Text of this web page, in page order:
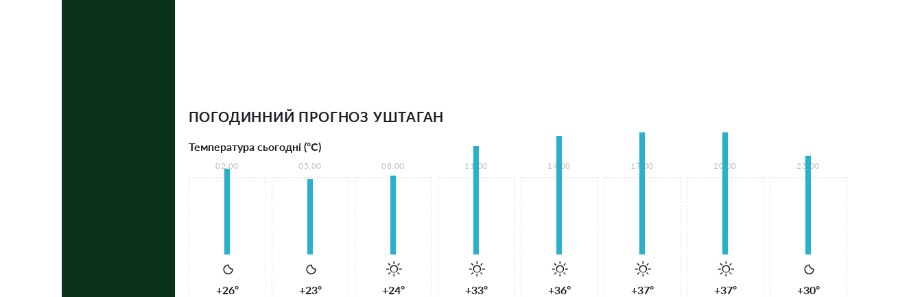
ПОГОДИННИЙ ПРОГНОЗ УШТАГАН
Температура сьогодні (°С)
02:00
+26°
05:00
+23°
08:00
+24°
11:00
+33°
14:00
+36°
17:00
+37°
20:00
+37°
23:00
+30°